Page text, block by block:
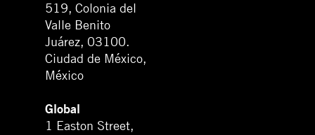
519, Colonia del
Valle Benito
Juárez, 03100.
Ciudad de México,
México
Global
1 Easton Street,